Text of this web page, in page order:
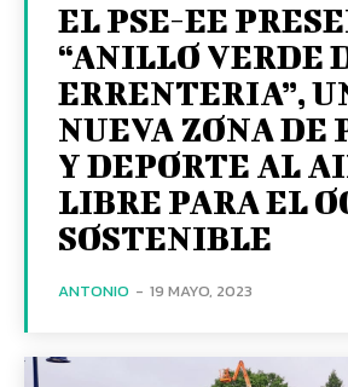
EL PSE-EE
“ANILLO VERDE
ERRENTERIA”,
NUEVA ZONA DE
Y DEPORTE AL
LIBRE PARA EL
SOSTENIBLE
ANTONIO - 19 MAYO, 2023